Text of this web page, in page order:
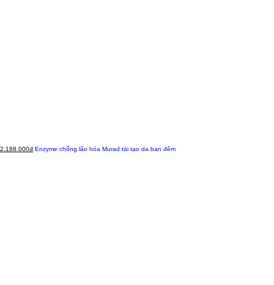
2.188.000đ Enzyme chống lão hóa Murad tái tạo da ban đêm